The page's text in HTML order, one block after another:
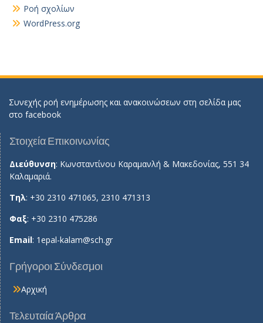
Ροή σχολίων
WordPress.org
Συνεχής ροή ενημέρωσης και ανακοινώσεων στη σελίδα μας
στο facebook
Στοιχεία Επικοινωνίας
Διεύθυνση: Κωνσταντίνου Καραμανλή & Μακεδονίας, 551 34
Καλαμαριά.
Τηλ: +30 2310 471065, 2310 471313
Φαξ: +30 2310 475286
Email: 1epal-kalam@sch.gr
Γρήγοροι Σύνδεσμοι
Αρχική
Τελευταία Άρθρα